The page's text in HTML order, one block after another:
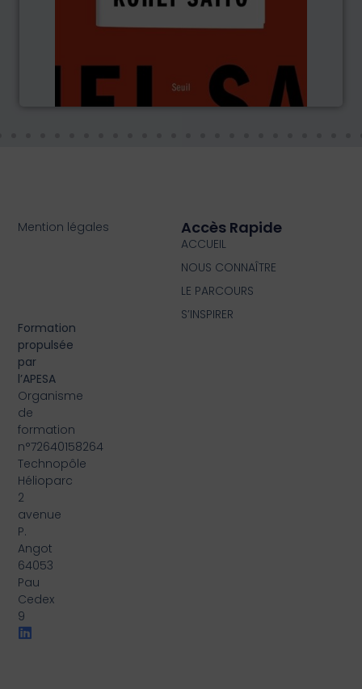
Formation
propulsée
par
l’APESA
Organisme
de
formation
n°72640158264
Technopôle
Hélioparc
2
avenue
P.
Angot
64053
Pau
Cedex
9
Accès Rapide
ACCUEIL
NOUS CONNAÎTRE
LE PARCOURS
S’INSPIRER
Mention légales